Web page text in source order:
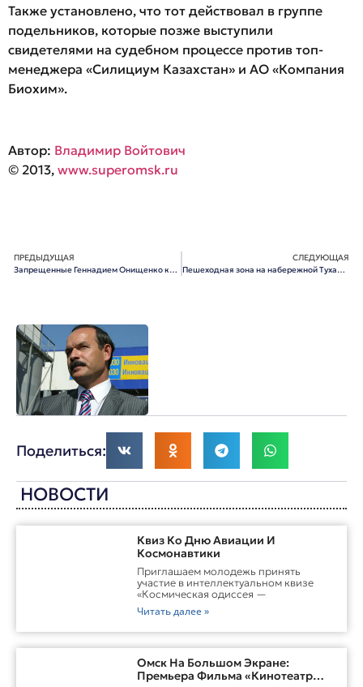
Также установлено, что тот действовал в группе
подельников, которые позже выступили
свидетелями на судебном процессе против топ-
менеджера «Силициум Казахстан» и АО «Компания
Биохим».
Автор: Владимир Войтович
© 2013, www.superomsk.ru
ПРЕДЫДУЩАЯ
Запрещенные Геннадием Онищенко конфеты Roshen свободно продаются в омских супермаркетах
СЛЕДУЮЩАЯ
Пешеходная зона на набережной Тухачевского обойдется в 15 миллионов
Поделиться:
НОВОСТИ
Квиз Ко Дню Авиации И
Космонавтики
Приглашаем молодежь принять
участие в интеллектуальном квизе
«Космическая одиссея —
Читать далее »
Омск На Большом Экране:
Премьера Фильма «Кинотеатр